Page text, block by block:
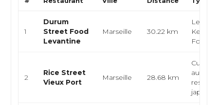
1
Durum
Street Food
Levantine
Marseille 30.22 km
Kebab,
Food
2
Rice Street
Vieux Port
Marseille 28.68 km